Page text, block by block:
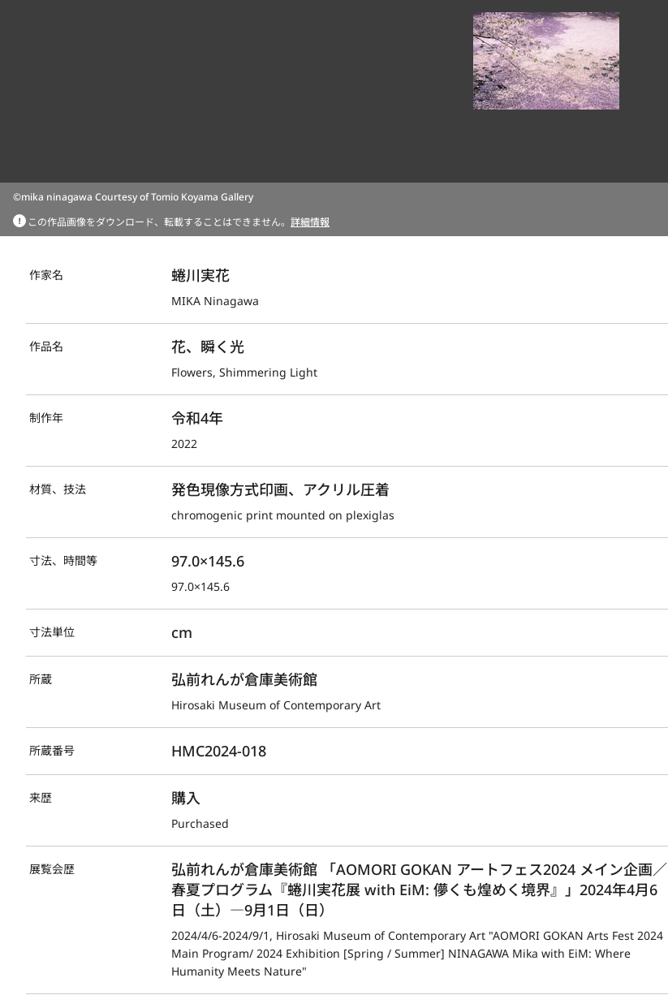
©mika ninagawa Courtesy of Tomio Koyama Gallery
この作品画像をダウンロード、転載することはできません。 詳細情報
作家名 蜷川実花
MIKA Ninagawa
作品名 花、瞬く光
Flowers, Shimmering Light
制作年 令和4年
2022
材質、技法 発色現像方式印画、アクリル圧着
chromogenic print mounted on plexiglas
寸法、時間等 97.0×145.6
97.0×145.6
寸法単位 cm
所蔵 弘前れんが倉庫美術館
Hirosaki Museum of Contemporary Art
所蔵番号 HMC2024-018
来歴 購入
Purchased
展覧会歴
弘前れんが倉庫美術館 「AOMORI GOKAN アートフェス2024 メイン企画／
春夏プログラム『蜷川実花展 with EiM: 儚くも煌めく境界』」2024年4月6
日（土）―9月1日（日）
2024/4/6-2024/9/1, Hirosaki Museum of Contemporary Art "AOMORI GOKAN Arts Fest 2024
Main Program/ 2024 Exhibition [Spring / Summer] NINAGAWA Mika with EiM: Where
Humanity Meets Nature"